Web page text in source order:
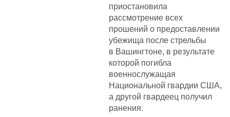
приостановила
рассмотрение всех
прошений о предоставлении
убежища после стрельбы
в Вашингтоне, в результате
которой погибла
военнослужащая
Национальной гвардии США,
а другой гвардеец получил
ранения.